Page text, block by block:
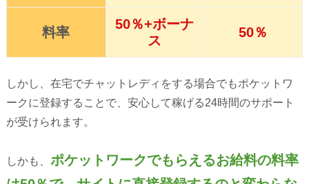
料率
50％+ボーナ
ス
50％
しかし、在宅でチャットレディをする場合でもポケットワ
ークに登録することで、安心して稼げる24時間のサポート
が受けられます。
しかも、 ポケットワークでもらえるお給料の料率